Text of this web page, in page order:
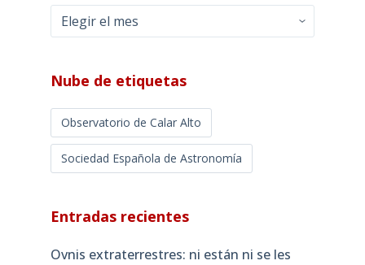
Archivos
mensuales
Nube de etiquetas
Observatorio de Calar Alto
Sociedad Española de Astronomía
Entradas recientes
Ovnis extraterrestres: ni están ni se les